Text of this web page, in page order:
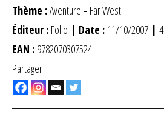
Thème :Aventure - Far West
Éditeur : Folio | Date : 11/10/2007 |
EAN : 9782070307524
Partager